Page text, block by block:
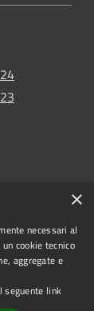
© 2024
di Vigo di
×
necessari al
cookie tecnico
aggregate e
seguente link